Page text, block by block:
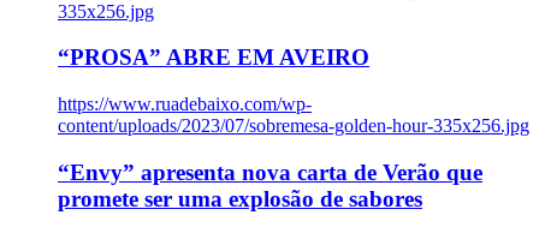
335x256.jpg
“PROSA” ABRE EM AVEIRO
https://www.ruadebaixo.com/wp-
content/uploads/2023/07/sobremesa-golden-hour-335x256.jpg
“Envy” apresenta nova carta de Verão que
promete ser uma explosão de sabores